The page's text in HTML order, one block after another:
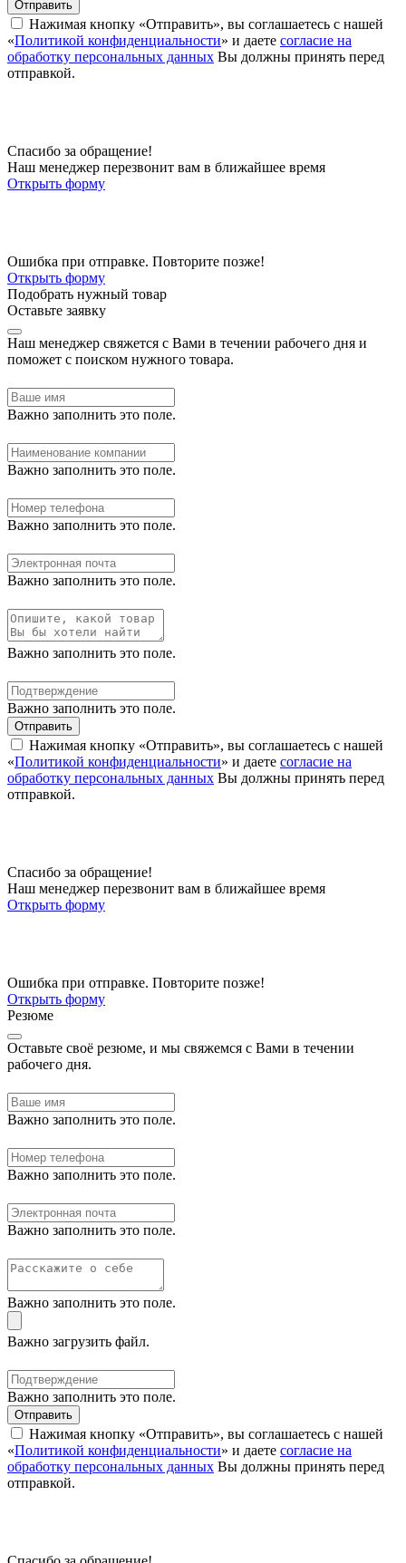
Отправить
Нажимая кнопку «Отправить», вы соглашаетесь с нашей
«Политикой конфиденциальности» и даете согласие на
обработку персональных данных Вы должны принять перед
отправкой.
Спасибо за обращение!
Наш менеджер перезвонит вам в ближайшее время
Открыть форму
Ошибка при отправке. Повторите позже!
Открыть форму
Подобрать нужный товар
Оставьте заявку
Наш менеджер свяжется с Вами в течении рабочего дня и
поможет с поиском нужного товара.
Важно заполнить это поле.
Важно заполнить это поле.
Важно заполнить это поле.
Важно заполнить это поле.
Важно заполнить это поле.
Важно заполнить это поле.
Отправить
Нажимая кнопку «Отправить», вы соглашаетесь с нашей
«Политикой конфиденциальности» и даете согласие на
обработку персональных данных Вы должны принять перед
отправкой.
Спасибо за обращение!
Наш менеджер перезвонит вам в ближайшее время
Открыть форму
Ошибка при отправке. Повторите позже!
Открыть форму
Резюме
Оставьте своё резюме, и мы свяжемся с Вами в течении
рабочего дня.
Важно заполнить это поле.
Важно заполнить это поле.
Важно заполнить это поле.
Важно заполнить это поле.
Важно загрузить файл.
Важно заполнить это поле.
Отправить
Нажимая кнопку «Отправить», вы соглашаетесь с нашей
«Политикой конфиденциальности» и даете согласие на
обработку персональных данных Вы должны принять перед
отправкой.